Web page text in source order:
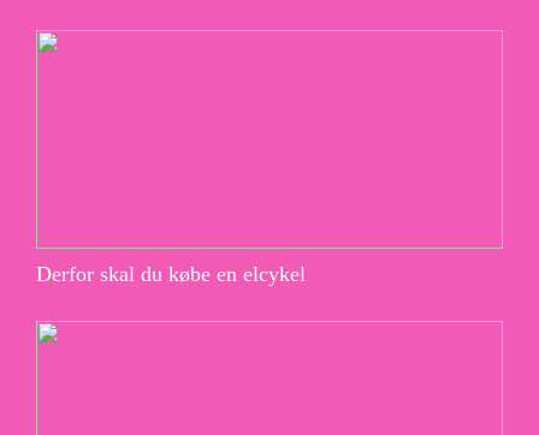
Derfor skal du købe en elcykel